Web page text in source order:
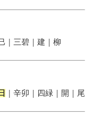
｜三碧｜建｜柳
｜辛卯｜四緑｜開｜尾